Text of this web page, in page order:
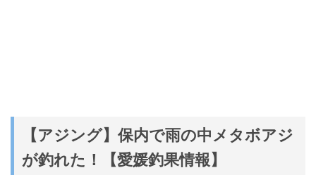
【アジング】保内で雨の中メタボアジ
が釣れた！【愛媛釣果情報】